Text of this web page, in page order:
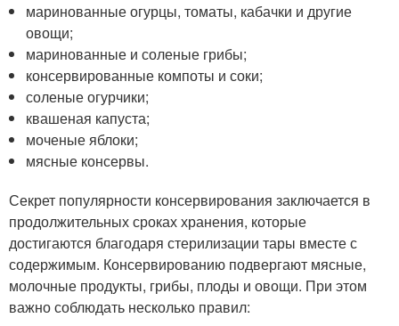
маринованные огурцы, томаты, кабачки и другие
овощи;
маринованные и соленые грибы;
консервированные компоты и соки;
соленые огурчики;
квашеная капуста;
моченые яблоки;
мясные консервы.
Секрет популярности консервирования заключается в
продолжительных сроках хранения, которые
достигаются благодаря стерилизации тары вместе с
содержимым. Консервированию подвергают мясные,
молочные продукты, грибы, плоды и овощи. При этом
важно соблюдать несколько правил: